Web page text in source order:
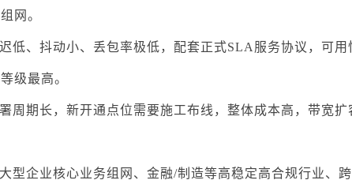
网。
低、抖动小、丢包率极低，配套正式SLA服务协议，可
级最高。
周期长，新开通点位需要施工布线，整体成本高，带宽
型企业核心业务组网、金融/制造等高稳定高合规行业、